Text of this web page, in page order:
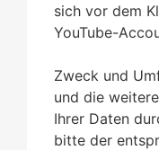
sich vor dem
YouTube-
Zweck und
und die
Ihrer Daten
bitte der